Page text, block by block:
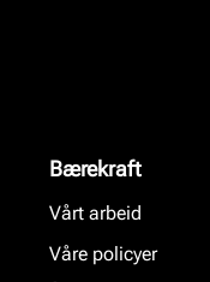
Bærekraft
Vårt arbeid
Våre policyer